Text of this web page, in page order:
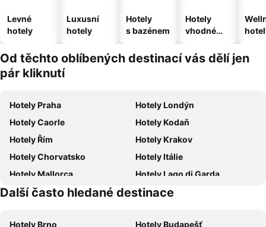
Levné
hotely
Luxusní
hotely
Hotely
s bazénem
Hotely
vhodné
domácí
zvířata
Od těchto oblíbených destinací vás dělí jen
pár kliknutí
Hotely Praha
Hotely Londýn
Hotely Caorle
Hotely Kodaň
Hotely Řím
Hotely Krakov
Hotely Chorvatsko
Hotely Itálie
Hotely Mallorca
Hotely Lago di Garda
Hotely Česká republika
Hotely Istrie
Další často hledané destinace
Hotely Brno
Hotely Budapešť